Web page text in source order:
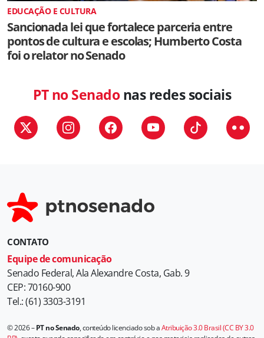
EDUCAÇÃO E CULTURA
Sancionada lei que fortalece parceria entre
pontos de cultura e escolas; Humberto Costa
foi o relator no Senado
PT no Senadonas redes sociais
CONTATO
Equipe de comunicação
Senado Federal, Ala Alexandre Costa, Gab. 9
CEP: 70160-900
Tel.: (61) 3303-3191
© 2026 –PT no Senado, conteúdo licenciado sob aAtribuição 3.0 Brasil (CC BY 3.0